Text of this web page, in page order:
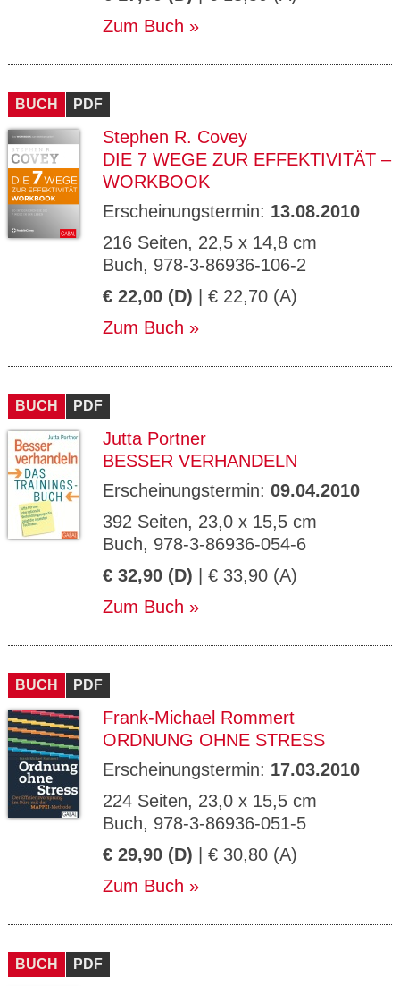
Zum Buch
BUCH PDF
Stephen R. Covey
DIE 7 WEGE ZUR EFFEKTIVITÄT –
WORKBOOK
Erscheinungstermin: 13.08.2010
216 Seiten, 22,5 x 14,8 cm
Buch, 978-3-86936-106-2
€ 22,00 (D) | € 22,70 (A)
Zum Buch
BUCH PDF
Jutta Portner
BESSER VERHANDELN
Erscheinungstermin: 09.04.2010
392 Seiten, 23,0 x 15,5 cm
Buch, 978-3-86936-054-6
€ 32,90 (D) | € 33,90 (A)
Zum Buch
BUCH PDF
Frank-Michael Rommert
ORDNUNG OHNE STRESS
Erscheinungstermin: 17.03.2010
224 Seiten, 23,0 x 15,5 cm
Buch, 978-3-86936-051-5
€ 29,90 (D) | € 30,80 (A)
Zum Buch
BUCH PDF